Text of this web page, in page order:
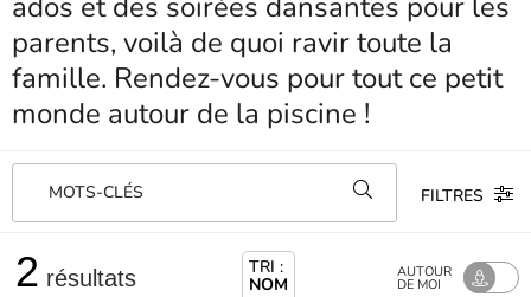
parents, voilà de quoi ravir toute la
famille. Rendez-vous pour tout ce petit
monde autour de la piscine !
MOTS-CLÉS FILTRES
2 résultats TRI :
NOM
AUTOUR
DE MOI